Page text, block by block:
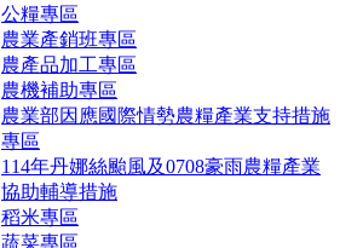
公糧專區
農業產銷班專區
農產品加工專區
農機補助專區
農業部因應國際情勢農糧產業支持措施
專區
114年丹娜絲颱風及0708豪雨農糧產業
協助輔導措施
稻米專區
蔬菜專區